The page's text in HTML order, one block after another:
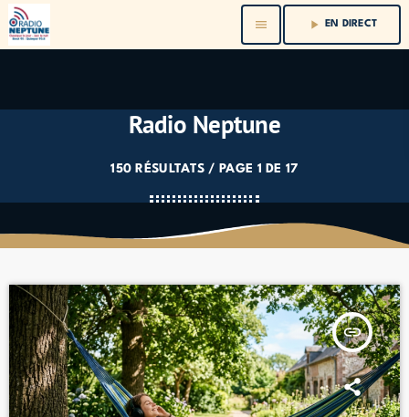
menu play_arrow EN DIRECT
Radio Neptune
150 RÉSULTATS / PAGE 1 DE 17
insert_link